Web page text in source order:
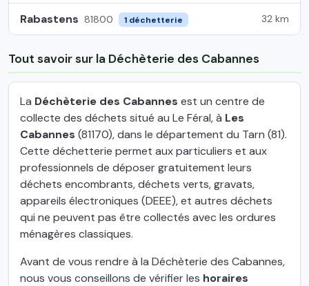
Rabastens 81800 1 déchetterie 32 km
Tout savoir sur la Déchèterie des Cabannes
La Déchèterie des Cabannes est un centre de
collecte des déchets situé au Le Féral, à Les
Cabannes (81170), dans le département du Tarn (81).
Cette déchetterie permet aux particuliers et aux
professionnels de déposer gratuitement leurs
déchets encombrants, déchets verts, gravats,
appareils électroniques (DEEE), et autres déchets
qui ne peuvent pas être collectés avec les ordures
ménagères classiques.
Avant de vous rendre à la Déchèterie des Cabannes,
nous vous conseillons de vérifier les horaires